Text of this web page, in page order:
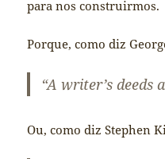
para nos construirmos.
Porque, como diz
“A writer’s deeds
Ou, como diz Stephen